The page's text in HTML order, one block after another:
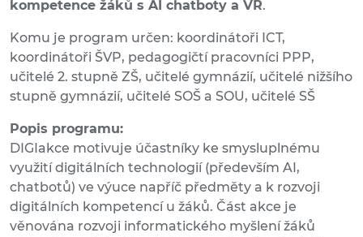
kompetence žáků s AI chatboty a VR.
Komu je program určen: koordinátoři ICT,
koordinátoři ŠVP, pedagogičtí pracovníci PPP,
učitelé 2. stupně ZŠ, učitelé gymnázií, učitelé nižšího
stupně gymnázií, učitelé SOŠ a SOU, učitelé SŠ
Popis programu:
DIGIakce motivuje účastníky ke smysluplnému
využití digitálních technologií (především AI,
chatbotů) ve výuce napříč předměty a k rozvoji
digitálních kompetencí u žáků. Část akce je
věnována rozvoji informatického myšlení žáků